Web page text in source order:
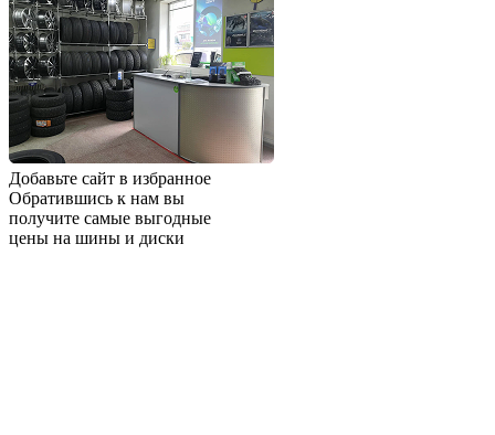
Добавьте сайт в избранное
Обратившись к нам вы
получите самые выгодные
цены на шины и диски